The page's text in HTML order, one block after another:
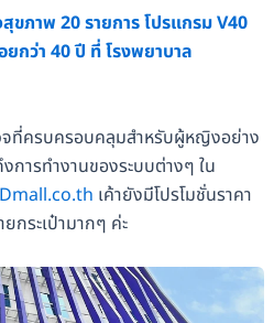
ขภาพ 20 รายการ โปรแกรม V40
กว่า 40 ปี ที่ โรงพยาบาล
จที่ครบครอบคลุมสำหรับผู้หญิงอย่าง
การทำงานของระบบต่างๆ ใน
เค้ายังมีโปรโมชั่นราคา
กระเป๋ามากๆ ค่ะ